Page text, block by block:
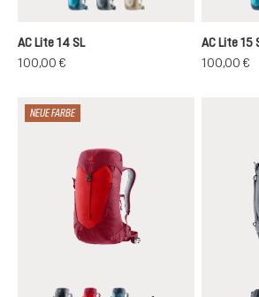
lagoon-atlantic
shale-graphite
alu-greystone
AC Lite 14 SL
100,00 €
AC Lite 15
100,00 €
NEUE FARBE